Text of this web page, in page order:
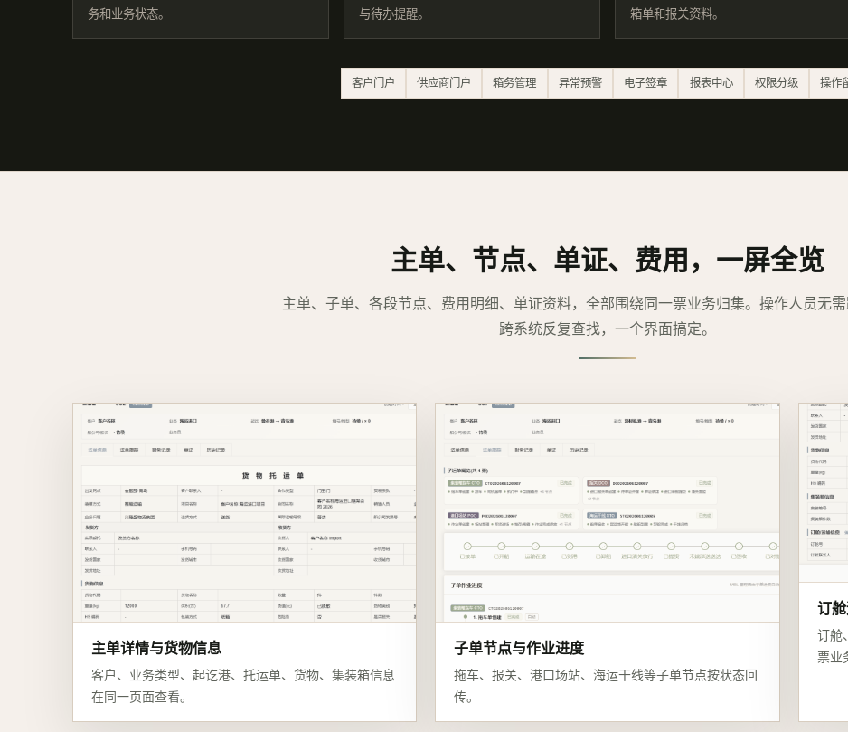
务和业务状态。
与待办提醒。
箱单和报关资料。
客户门户 供应商门户 箱务管理 异常预警 电子签章 报表中心 权限分级 操作
主单、节点、单证、费用，一屏全览
主单、子单、各段节点、费用明细、单证资料，全部围绕同一票业务归集。操作人员无需
跨系统反复查找，一个界面搞定。
主单详情与货物信息
客户、业务类型、起讫港、托运单、货物、集装箱信息
在同一页面查看。
子单节点与作业进度
拖车、报关、港口场站、海运干线等子单节点按状态回
传。
订
订舱
票业